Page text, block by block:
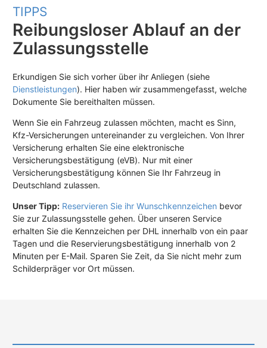
TIPPS
Reibungsloser Ablauf an der
Zulassungsstelle
Erkundigen Sie sich vorher über ihr Anliegen (siehe
Dienstleistungen). Hier haben wir zusammengefasst, welche
Dokumente Sie bereithalten müssen.
Wenn Sie ein Fahrzeug zulassen möchten, macht es Sinn,
Kfz-Versicherungen untereinander zu vergleichen. Von Ihrer
Versicherung erhalten Sie eine elektronische
Versicherungsbestätigung (eVB). Nur mit einer
Versicherungsbestätigung können Sie Ihr Fahrzeug in
Deutschland zulassen.
Unser Tipp: Reservieren Sie ihr Wunschkennzeichen bevor
Sie zur Zulassungsstelle gehen. Über unseren Service
erhalten Sie die Kennzeichen per DHL innerhalb von ein paar
Tagen und die Reservierungsbestätigung innerhalb von 2
Minuten per E-Mail. Sparen Sie Zeit, da Sie nicht mehr zum
Schilderpräger vor Ort müssen.